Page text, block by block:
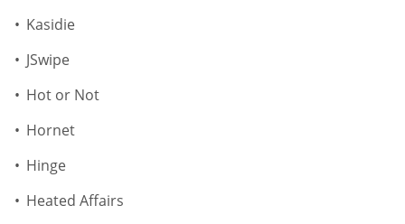
Kasidie
JSwipe
Hot or Not
Hornet
Hinge
Heated Affairs